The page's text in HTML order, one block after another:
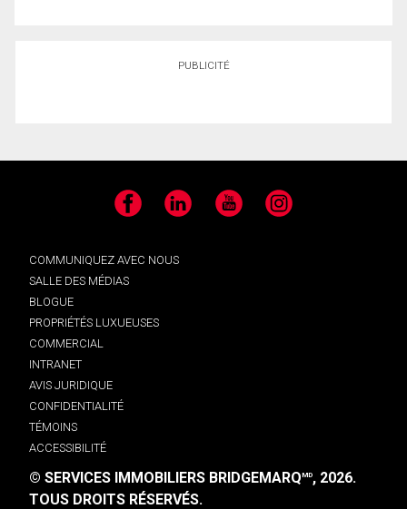
PUBLICITÉ
Facebook LinkedIn YouTube Instagram
COMMUNIQUEZ AVEC NOUS
SALLE DES MÉDIAS
BLOGUE
PROPRIÉTÉS LUXUEUSES
COMMERCIAL
INTRANET
AVIS JURIDIQUE
CONFIDENTIALITÉ
TÉMOINS
ACCESSIBILITÉ
© SERVICES IMMOBILIERS BRIDGEMARQMD, 2026.
TOUS DROITS RÉSERVÉS.